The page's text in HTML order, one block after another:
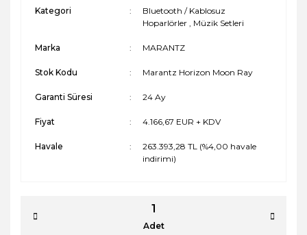
Kategori
Bluetooth / Kablosuz
Hoparlörler
Müzik Setleri
Marka MARANTZ
Stok Kodu Marantz Horizon Moon Ray
Garanti Süresi 24 Ay
Fiyat 4.166,67 EUR + KDV
Havale
263.393,28 TL (%4,00 havale
indirimi)
Adet